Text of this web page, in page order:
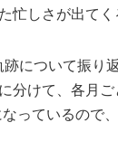
しさが出てく
について振り
分けて、各月
っているので